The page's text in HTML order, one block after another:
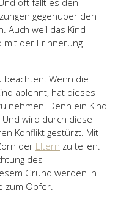
oft fällt es den
gegenüber den
Auch weil das Kind
mit der Erinnerung
beachten: Wenn die
ablehnt, hat dieses
nehmen. Denn ein Kind
Und wird durch diese
Konflikt gestürzt. Mit
der Eltern zu teilen.
des
Grund werden in
zum Opfer.